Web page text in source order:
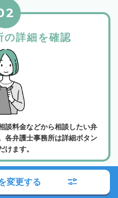
の詳細を確認
談料金などから相談したい弁
各弁護士事務所は詳細ボタン
けます。
変更する